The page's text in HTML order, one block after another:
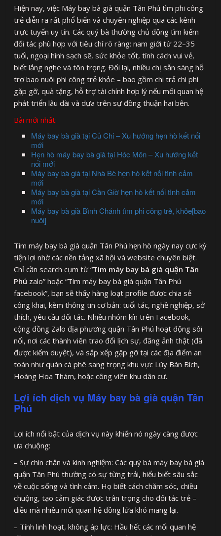
Hiện nay, việc Máy bay bà già quận Tân Phú tìm phi công
trẻ diễn ra rất phổ biến và chuyên nghiệp qua các kênh
trực tuyến uy tín. Các quý bà thường chủ động tìm kiếm
đối tác phù hợp với tiêu chí rõ ràng: nam giới từ 22–35
tuổi, ngoại hình sạch sẽ, sức khỏe tốt, tính cách vui vẻ,
biết lắng nghe và tôn trọng. Đổi lại, nhiều chị sẵn sàng hỗ
trợ bao nuôi phi công trẻ khỏe – bao gồm chi trả chi phí
gặp gỡ, quà tặng, hỗ trợ tài chính hợp lý nếu mối quan hệ
phát triển lâu dài và dựa trên sự đồng thuận hai bên.
Bài mới nhất:
Máy bay bà già tại Củ Chi – Xu hướng hẹn hò kết nối
mới
Hẹn hò máy bay bà già tại Hóc Môn – Xu hướng kết
nối mới
Máy bay bà già tại Nhà Bè hẹn hò kết nối tình cảm
mới
Máy bay bà già tại Cần Giờ hẹn hò kết nối tình cảm
mới
Máy bay bà già Bình Chánh tìm phi công trẻ, khỏe[bao
nuôi]
Tìm máy bay bà già quận Tân Phú hẹn hò ngày nay cực kỳ
tiện lợi nhờ các nền tảng xã hội và website chuyên biệt.
Chỉ cần search cụm từ “Tìm máy bay bà già quận Tân
Phú zalo” hoặc “Tìm máy bay bà già quận Tân Phú
facebook”, bạn sẽ thấy hàng loạt profile được chia sẻ
công khai, kèm thông tin cơ bản: tuổi tác, nghề nghiệp, sở
thích, yêu cầu đối tác. Nhiều nhóm kín trên Facebook,
cộng đồng Zalo địa phương quận Tân Phú hoạt động sôi
nổi, nơi các thành viên trao đổi lịch sự, đăng ảnh thật (đã
được kiểm duyệt), và sắp xếp gặp gỡ tại các địa điểm an
toàn như quán cà phê sang trọng khu vực Lũy Bán Bích,
Hoàng Hoa Thám, hoặc công viên khu dân cư.
Lợi ích dịch vụ Máy bay bà già quận Tân
Phú
Lợi ích nổi bật của dịch vụ này khiến nó ngày càng được
ưa chuộng:
– Sự chín chắn và kinh nghiệm: Các quý bà máy bay bà già
quận Tân Phú thường có sự từng trải, hiểu biết sâu sắc
về cuộc sống và tình cảm. Họ biết cách chăm sóc, chiều
chuộng, tạo cảm giác được trân trọng cho đối tác trẻ –
điều mà nhiều mối quan hệ đồng lứa khó mang lại.
– Tính linh hoạt, không áp lực: Hầu hết các mối quan hệ